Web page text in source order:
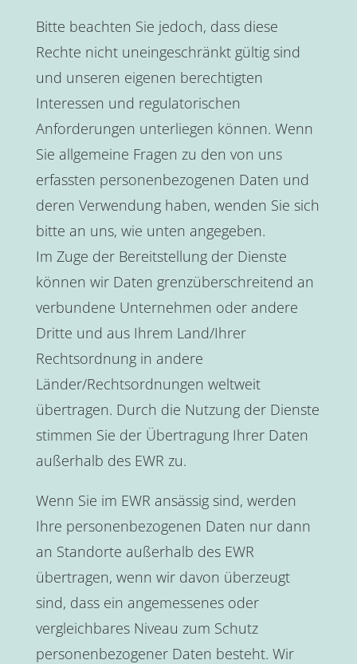
Bitte beachten Sie jedoch, dass diese
Rechte nicht uneingeschränkt gültig sind
und unseren eigenen berechtigten
Interessen und regulatorischen
Anforderungen unterliegen können. Wenn
Sie allgemeine Fragen zu den von uns
erfassten personenbezogenen Daten und
deren Verwendung haben, wenden Sie sich
bitte an uns, wie unten angegeben.
Im Zuge der Bereitstellung der Dienste
können wir Daten grenzüberschreitend an
verbundene Unternehmen oder andere
Dritte und aus Ihrem Land/Ihrer
Rechtsordnung in andere
Länder/Rechtsordnungen weltweit
übertragen. Durch die Nutzung der Dienste
stimmen Sie der Übertragung Ihrer Daten
außerhalb des EWR zu.
Wenn Sie im EWR ansässig sind, werden
Ihre personenbezogenen Daten nur dann
an Standorte außerhalb des EWR
übertragen, wenn wir davon überzeugt
sind, dass ein angemessenes oder
vergleichbares Niveau zum Schutz
personenbezogener Daten besteht. Wir